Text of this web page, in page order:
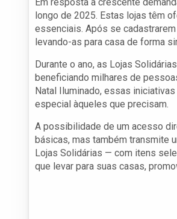
Em resposta à crescente
longo de 2025. Estas lojas têm
essenciais. Após se
levando-as para casa de forma
Durante o ano, as Lojas
beneficiando milhares de
Natal Iluminado, essas
especial àqueles que precisam.
A possibilidade de um acesso
básicas, mas também transmite
Lojas Solidárias — com itens
que levar para suas casas,